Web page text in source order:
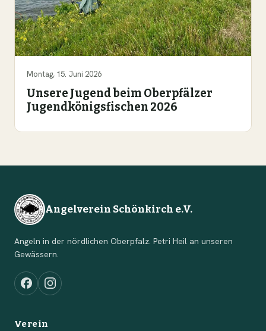
Montag, 15. Juni 2026
Unsere Jugend beim Oberpfälzer
Jugendkönigsfischen 2026
Angelverein Schönkirch e.V.
Angeln in der nördlichen Oberpfalz. Petri Heil an unseren
Gewässern.
Verein